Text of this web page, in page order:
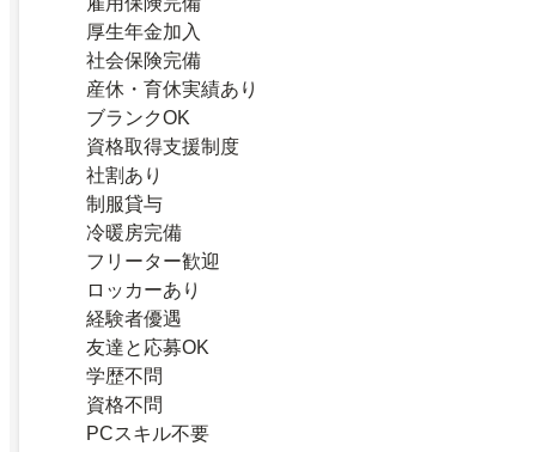
厚生年金加入
社会保険完備
産休・育休実績あり
ブランクOK
資格取得支援制度
社割あり
制服貸与
冷暖房完備
フリーター歓迎
ロッカーあり
経験者優遇
友達と応募OK
学歴不問
資格不問
PCスキル不要